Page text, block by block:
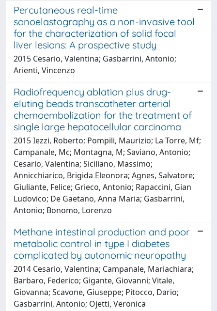
Percutaneous real-time
sonoelastography as a non-invasive tool
for the characterization of solid focal
liver lesions: A prospective study
2015 Cesario, Valentina; Gasbarrini, Antonio;
Arienti, Vincenzo
Radiofrequency ablation plus drug-
eluting beads transcatheter arterial
chemoembolization for the treatment of
single large hepatocellular carcinoma
2015 Iezzi, Roberto; Pompili, Maurizio; La Torre, Mf;
Campanale, Mc; Montagna, M; Saviano, Antonio;
Cesario, Valentina; Siciliano, Massimo;
Annicchiarico, Brigida Eleonora; Agnes, Salvatore;
Giuliante, Felice; Grieco, Antonio; Rapaccini, Gian
Ludovico; De Gaetano, Anna Maria; Gasbarrini,
Antonio; Bonomo, Lorenzo
Methane intestinal production and poor
metabolic control in type I diabetes
complicated by autonomic neuropathy
2014 Cesario, Valentina; Campanale, Mariachiara;
Barbaro, Federico; Gigante, Giovanni; Vitale,
Giovanna; Scavone, Giuseppe; Pitocco, Dario;
Gasbarrini, Antonio; Ojetti, Veronica